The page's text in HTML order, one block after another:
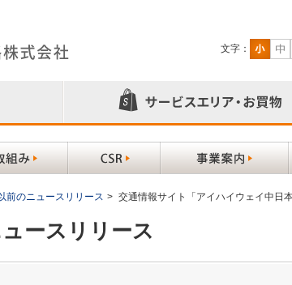
文字：
前のニュースリリース > 交通情報サイト「アイハイウェイ中日
ースリリース